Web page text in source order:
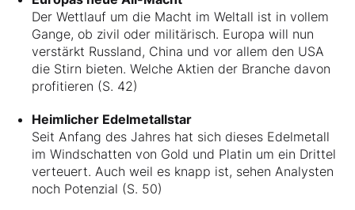
Der Wettlauf um die Macht im Weltall ist in vollem
Gange, ob zivil oder militärisch. Europa will nun
verstärkt Russland, China und vor allem den USA
die Stirn bieten. Welche Aktien der Branche davon
profitieren (S. 42)
Heimlicher Edelmetallstar
Seit Anfang des Jahres hat sich dieses Edelmetall
im Windschatten von Gold und Platin um ein Drittel
verteuert. Auch weil es knapp ist, sehen Analysten
noch Potenzial (S. 50)